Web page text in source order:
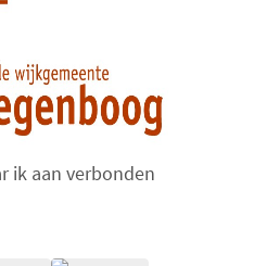
ik aan verbonden